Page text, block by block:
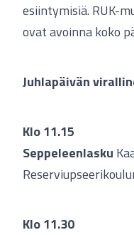
esiintymisiä. RUK-
ovat avoinna koko
Juhlapäivän
Klo 11.15
Seppeleenlasku
Klo 11.30